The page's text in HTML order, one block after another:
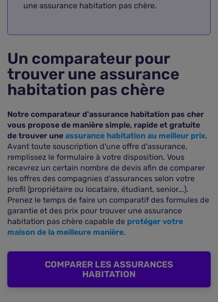
une assurance habitation pas chère.
Un comparateur pour
trouver une assurance
habitation pas chère
Notre comparateur d'assurance habitation pas cher
vous propose de manière simple, rapide et gratuite
de trouver une assurance habitation au meilleur prix.
Avant toute souscription d'une offre d'assurance,
remplissez le formulaire à votre disposition. Vous
recevrez un certain nombre de devis afin de comparer
les offres des compagnies d'assurances selon votre
profil (propriétaire ou locataire, étudiant, senior...).
Prenez le temps de faire un comparatif des formules de
garantie et des prix pour trouver une assurance
habitation pas chère capable de protéger votre
maison de la meilleure manière.
COMPARER LES ASSURANCES
HABITATION